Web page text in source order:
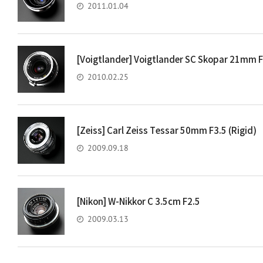
2011.01.04
[Voigtlander] Voigtlander SC Skopar 21mm
2010.02.25
[Zeiss] Carl Zeiss Tessar 50mm F3.5 (Rigid)
2009.09.18
[Nikon] W-Nikkor C 3.5cm F2.5
2009.03.13